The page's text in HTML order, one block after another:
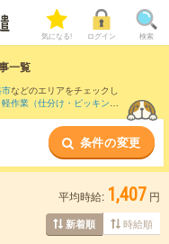
気になる! ログイン 検索
一覧
などのエリアをチェックし
軽作業（仕分け・ピッキン
などのこだわり条件で絞り込ん
とは？とは？ 条件の変更
平均時給: 1,407 円
新着順 時給順